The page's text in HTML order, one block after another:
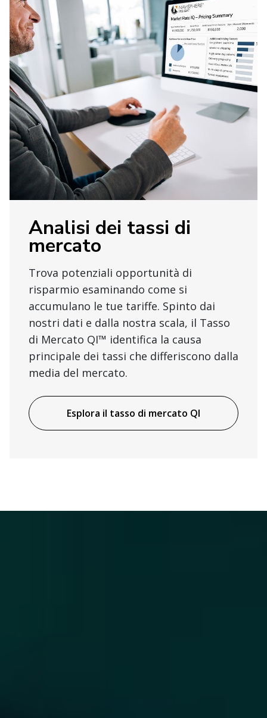
Analisi dei tassi di
mercato
Trova potenziali opportunità di
risparmio esaminando come si
accumulano le tue tariffe. Spinto dai
nostri dati e dalla nostra scala, il Tasso
di Mercato QI™ identifica la causa
principale dei tassi che differiscono dalla
media del mercato.
Esplora il tasso di mercato QI